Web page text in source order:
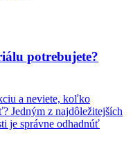
potrebujete?
a neviete, koľko
Jedným z najdôležitejších
je správne odhadnúť